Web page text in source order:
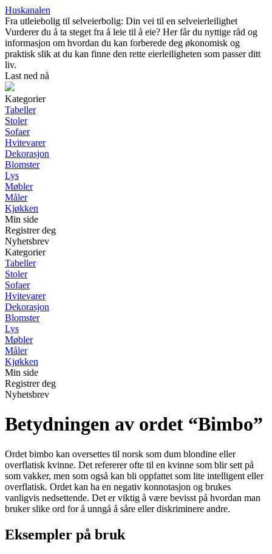
Huskanalen
Fra utleiebolig til selveierbolig: Din vei til en selveierleilighet
Vurderer du å ta steget fra å leie til å eie? Her får du nyttige råd og
informasjon om hvordan du kan forberede deg økonomisk og
praktisk slik at du kan finne den rette eierleiligheten som passer ditt
liv.
Last ned nå
Kategorier
Tabeller
Stoler
Sofaer
Hvitevarer
Dekorasjon
Blomster
Lys
Møbler
Måler
Kjøkken
Min side
Registrer deg
Nyhetsbrev
Kategorier
Tabeller
Stoler
Sofaer
Hvitevarer
Dekorasjon
Blomster
Lys
Møbler
Måler
Kjøkken
Min side
Registrer deg
Nyhetsbrev
Betydningen av ordet “Bimbo”
Ordet bimbo kan oversettes til norsk som dum blondine eller
overflatisk kvinne. Det refererer ofte til en kvinne som blir sett på
som vakker, men som også kan bli oppfattet som lite intelligent eller
overflatisk. Ordet kan ha en negativ konnotasjon og brukes
vanligvis nedsettende. Det er viktig å være bevisst på hvordan man
bruker slike ord for å unngå å såre eller diskriminere andre.
Eksempler på bruk